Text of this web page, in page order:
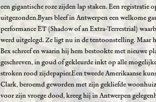
een gigantische roze zijden lap staken. Een registratie
uitgezonden.Byars bleef in Antwerpen een welkome
performance ET (Shadow of an Extra-Terrestrial)
werd uitgelegd. Ze ligt nu in de tentoonstelling. Maar
Bex schreef en waarin hij hem bestookte met nieuwe
geschreven, in goud of gekleurde inkt op alle
stroken rood zijdepapier.Een tweede Amerikaanse
Clark, beroemd geworden met zijn gekliefde
voor zijn vroege dood, kreeg hij in Antwerpen